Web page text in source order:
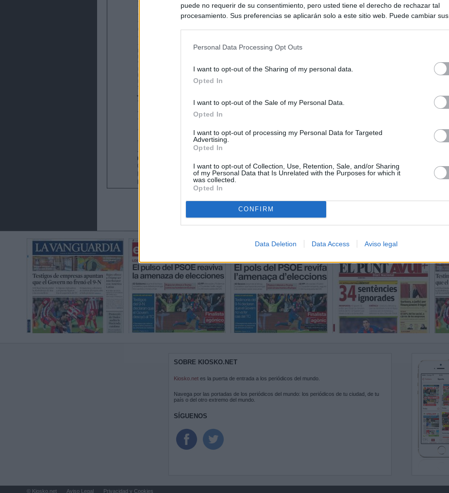
puede no requerir de su consentimiento, pero usted tiene el derecho de rechazar tal
procesamiento. Sus preferencias se aplicarán solo a este sitio web. Puede cambiar sus
Personal Data Processing Opt Outs
I want to opt-out of the Sharing of my personal data.
Opted In
I want to opt-out of the Sale of my Personal Data.
Opted In
I want to opt-out of processing my Personal Data for Targeted
Advertising.
Opted In
I want to opt-out of Collection, Use, Retention, Sale, and/or Sharing
of my Personal Data that Is Unrelated with the Purposes for which it
was collected.
Opted In
CONFIRM
Data Deletion Data Access Aviso legal
SOBRE KIOSKO.NET
Kiosko.net es la puerta de entrada a los periódicos del mundo.
Navega por las portadas de los periódicos del mundo: los periódicos de tu ciudad, de tu
país o del otro extremo del mundo.
SÍGUENOS
© Kiosko.net Aviso Legal Privacidad y Cookies